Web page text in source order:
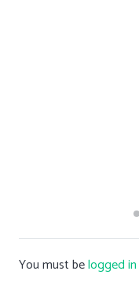
You must belogged in